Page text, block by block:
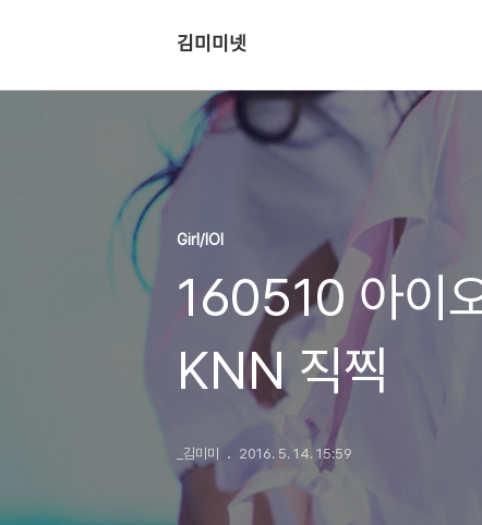
김미미넷
Girl/IOI
160510 아이
KNN 직찍
_김미미 2016. 5. 14. 15:59